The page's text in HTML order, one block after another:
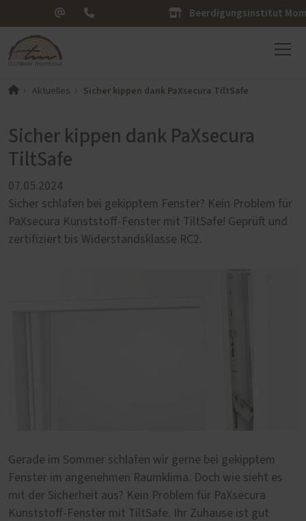
Beerdigungsinstitut
Aktuelles Sicher kippen dank PaXsecura TiltSafe
Sicher kippen dank PaXsecura
TiltSafe
07.05.2024
Sicher schlafen bei gekipptem Fenster? Kein Problem für
PaXsecura Kunststoff-Fenster mit TiltSafe! Geprüft und
zertifiziert bis Widerstandsklasse RC2.
Gerade im Sommer schlafen wir gerne bei gekipptem
Fenster im angenehmen Raumklima. Doch wie sieht es
mit der Sicherheit aus? Kein Problem für PaXsecura
Kunststoff-Fenster mit TiltSafe. Ihr Zuhause ist gut